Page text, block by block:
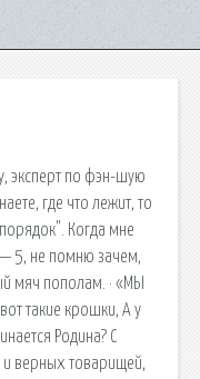
эксперт по фэн-шую
где что лежит, то
Когда мне
5, не помню зачем,
мяч пополам. · «МЫ
такие крошки, А у
Родина? С
верных товарищей,